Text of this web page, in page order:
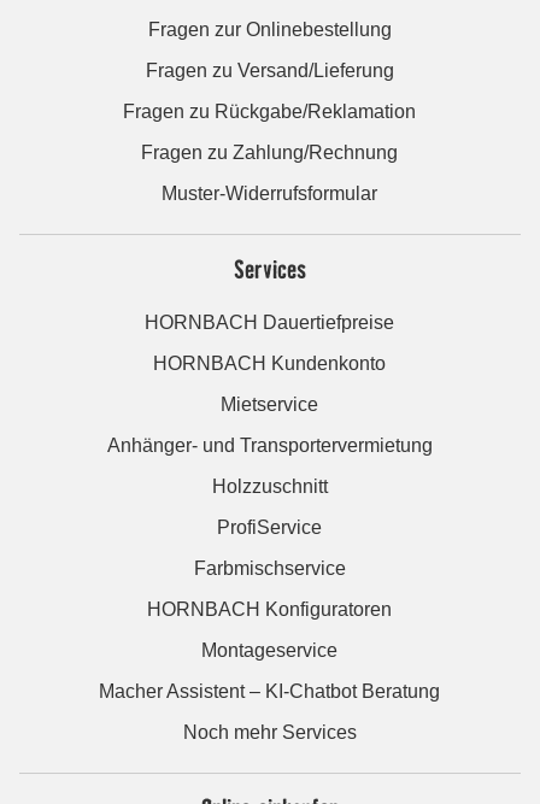
Fragen zur Onlinebestellung
Fragen zu Versand/Lieferung
Fragen zu Rückgabe/Reklamation
Fragen zu Zahlung/Rechnung
Muster-Widerrufsformular
Services
HORNBACH Dauertiefpreise
HORNBACH Kundenkonto
Mietservice
Anhänger- und Transportervermietung
Holzzuschnitt
ProfiService
Farbmischservice
HORNBACH Konfiguratoren
Montageservice
Macher Assistent – KI-Chatbot Beratung
Noch mehr Services